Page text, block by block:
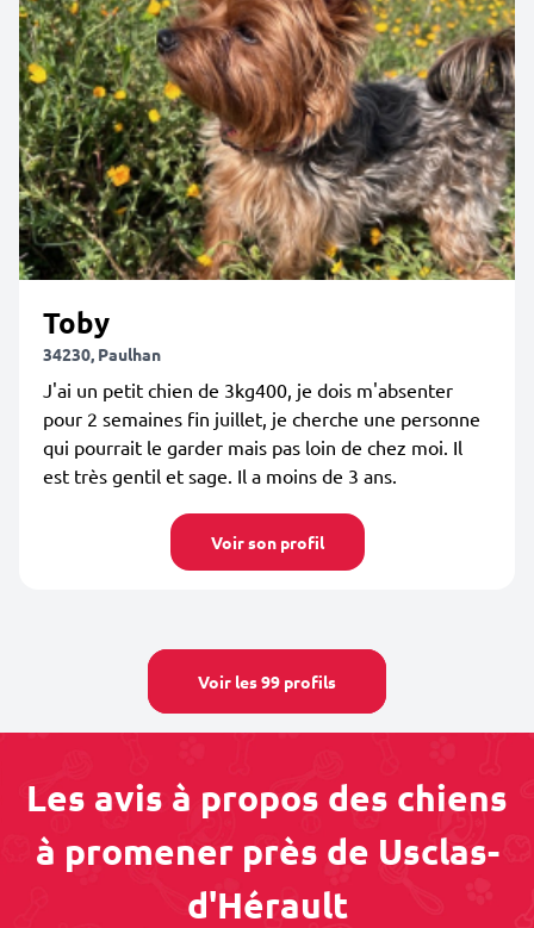
Toby
34230, Paulhan
J'ai un petit chien de 3kg400, je dois m'absenter
pour 2 semaines fin juillet, je cherche une personne
qui pourrait le garder mais pas loin de chez moi. Il
est très gentil et sage. Il a moins de 3 ans.
Voir son profil
Voir les 99 profils
Les avis à propos des chiens
à promener près de Usclas-
d'Hérault